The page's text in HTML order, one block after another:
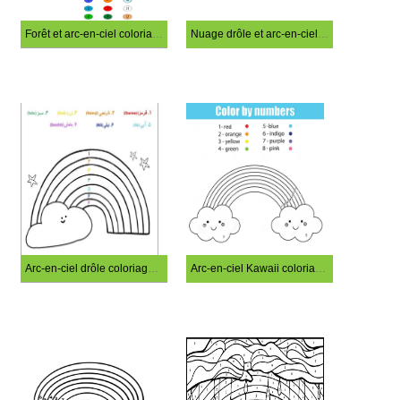
Forêt et arc-en-ciel coloriage magique Nuage drôle et arc-en-ciel coloriage magique
Arc-en-ciel drôle coloriage magique Arc-en-ciel Kawaii coloriage magique